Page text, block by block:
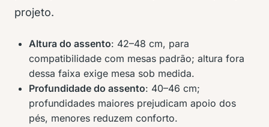
projeto.
Altura do assento: 42–48 cm, para
compatibilidade com mesas padrão; altura fora
dessa faixa exige mesa sob medida.
Profundidade do assento: 40–46 cm;
profundidades maiores prejudicam apoio dos
pés, menores reduzem conforto.